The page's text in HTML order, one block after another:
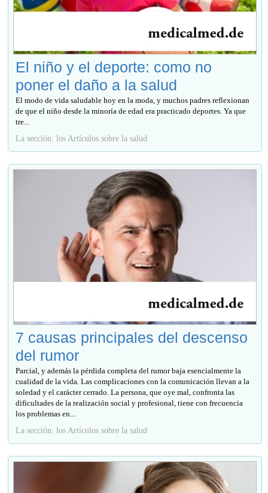
El niño y el deporte: como no
poner el daño a la salud
El modo de vida saludable hoy en la moda, y muchos padres reflexionan
de que el niño desde la minoría de edad era practicado deportes. Ya que
tre...
La sección: los Artículos sobre la salud
7 causas principales del descenso
del rumor
Parcial, y además la pérdida completa del rumor baja esencialmente la
cualidad de la vida. Las complicaciones con la comunicación llevan a la
soledad y el carácter cerrado. La persona, que oye mal, confronta las
dificultades de la realización social y profesional, tiene con frecuencia
los problemas en...
La sección: los Artículos sobre la salud